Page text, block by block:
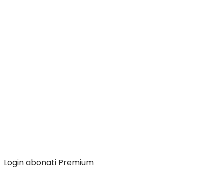
Login abonati Premium